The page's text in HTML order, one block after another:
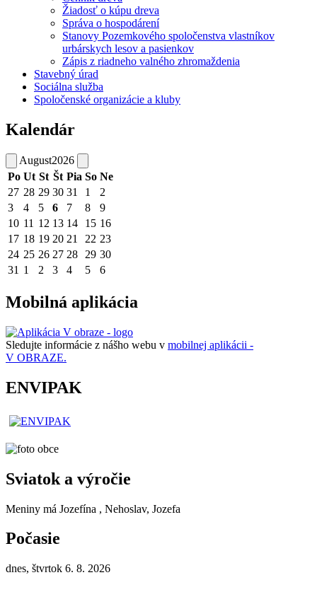
Žiadosť o kúpu dreva
Správa o hospodárení
Stanovy Pozemkového spoločenstva vlastníkov
urbárskych lesov a pasienkov
Zápis z riadneho valného zhromaždenia
Stavebný úrad
Sociálna služba
Spoločenské organizácie a kluby
Kalendár
August2026
Po Ut St Št Pia So Ne
27 28 29 30 31 1
2
3
4 5 6 7 8
9
10 11 12 13 14 15 16
17 18 19 20 21 22 23
24 25 26 27 28 29 30
31 1 2 3 4 5 6
Mobilná aplikácia
Sledujte informácie z nášho webu v mobilnej aplikácii -
V OBRAZE.
ENVIPAK
Sviatok a výročie
Meniny má Jozefína , Nehoslav, Jozefa
Počasie
dnes, štvrtok 6. 8. 2026